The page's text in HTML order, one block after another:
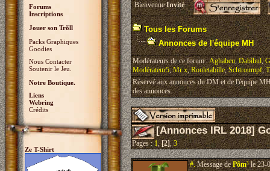
Forums
Inscriptions
Jouer son Trõll
Packs Graphiques
Goodies
Nous Contacter
Soutenir le Jeu.
Notre Boutique.
Liens
Webring
Crédits
Ze T-Shirt
BienvenueInvité
Tous les Forums
Annonces de l'équipe MH
Modérateurs de ce forum :Aghabeu,Dabihul,
Modérateur5,Mr x,Rouletabille,Schtroumpf,
Réservé aux annonces du DM et de l'équipe
des annonces.
[Annonces IRL 2018]
Pages :1,[2],3
#.Message dePõm³le 23-